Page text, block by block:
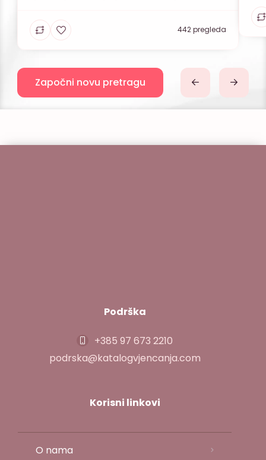
vi i vaši gosti uživate bez ikakvog stresa. Uz
nas ne morate razmišljati o […]
442 pregleda
Započni novu pretragu
Podrška
+385 97 673 2210
podrska@katalogvjencanja.com
Korisni linkovi
O nama